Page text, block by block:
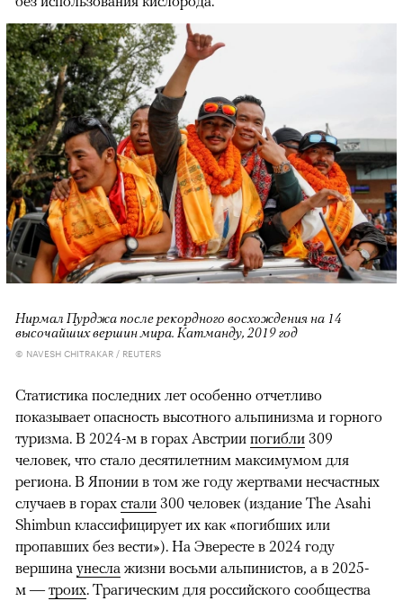
Нирмал Пурджа после рекордного восхождения на 14
высочайших вершин мира. Катманду, 2019 год
© NAVESH CHITRAKAR / REUTERS
Статистика последних лет особенно отчетливо
показывает опасность высотного альпинизма и горного
туризма. В 2024-м в горах Австрии погибли 309
человек, что стало десятилетним максимумом для
региона. В Японии в том же году жертвами несчастных
случаев в горах стали 300 человек (издание The Asahi
Shimbun классифицирует их как «погибших или
пропавших без вести»). На Эвересте в 2024 году
вершина унесла жизни восьми альпинистов, а в 2025-
м — троих. Трагическим для российского сообщества